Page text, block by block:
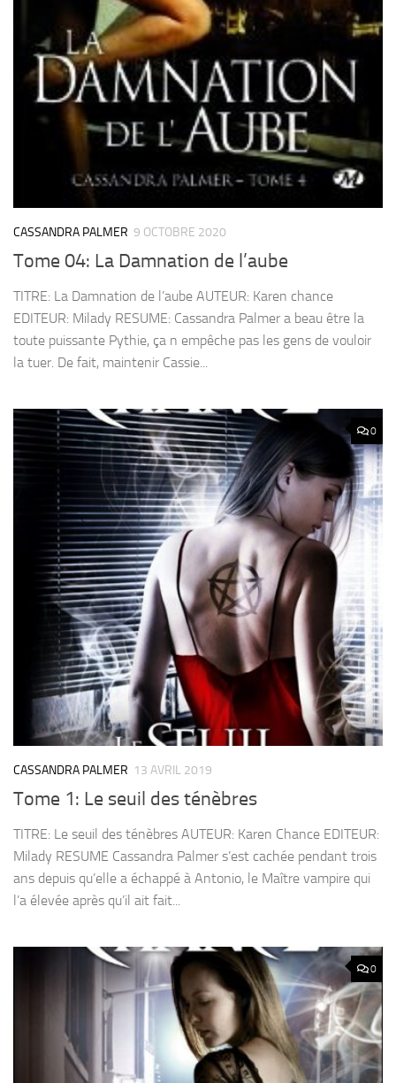
CASSANDRA PALMER 9 OCTOBRE 2020
Tome 04: La Damnation de l’aube
TITRE: La Damnation de l’aube AUTEUR: Karen chance
EDITEUR: Milady RESUME: Cassandra Palmer a beau être la
toute puissante Pythie, ça n empêche pas les gens de vouloir
la tuer. De fait, maintenir Cassie...
0
CASSANDRA PALMER 13 AVRIL 2019
Tome 1: Le seuil des ténèbres
TITRE: Le seuil des ténèbres AUTEUR: Karen Chance EDITEUR:
Milady RESUME Cassandra Palmer s’est cachée pendant trois
ans depuis qu’elle a échappé à Antonio, le Maître vampire qui
l’a élevée après qu’il ait fait...
0